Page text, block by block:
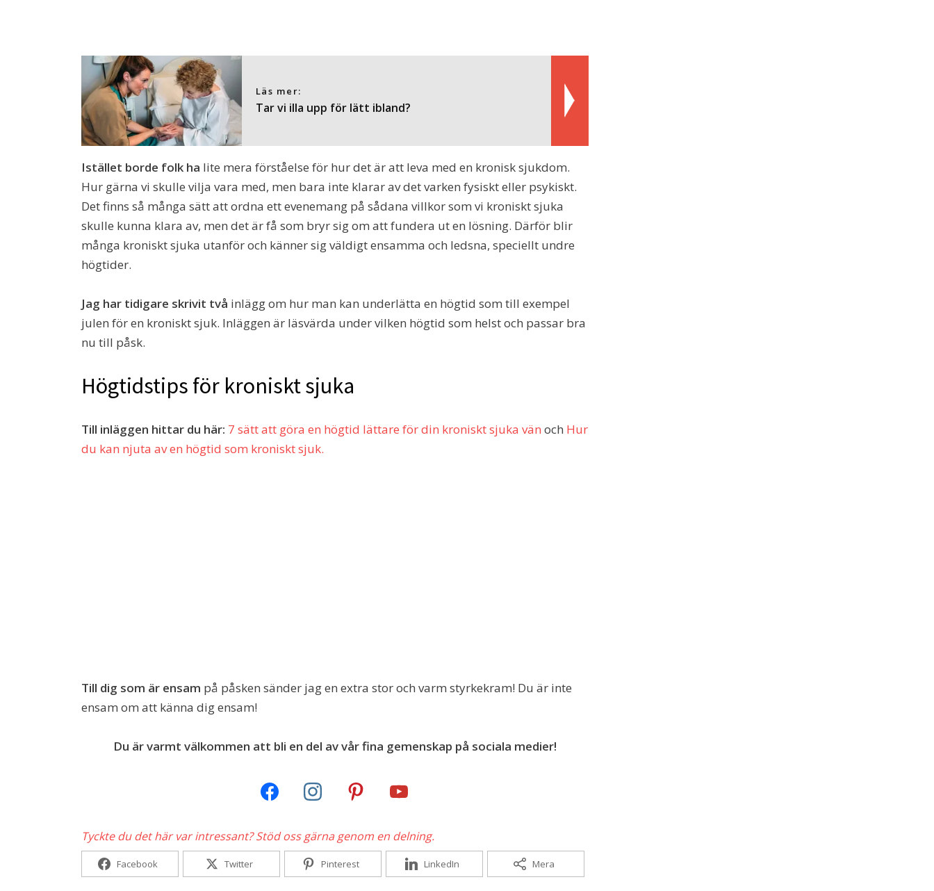
Läs mer:
Tar vi illa upp för lätt ibland?
Istället borde folk ha lite mera förståelse för hur det är att leva med en kronisk sjukdom.
Hur gärna vi skulle vilja vara med, men bara inte klarar av det varken fysiskt eller psykiskt.
Det finns så många sätt att ordna ett evenemang på sådana villkor som vi kroniskt sjuka
skulle kunna klara av, men det är få som bryr sig om att fundera ut en lösning. Därför blir
många kroniskt sjuka utanför och känner sig väldigt ensamma och ledsna, speciellt undre
högtider.
Jag har tidigare skrivit två inlägg om hur man kan underlätta en högtid som till exempel
julen för en kroniskt sjuk. Inläggen är läsvärda under vilken högtid som helst och passar bra
nu till påsk.
Högtidstips för kroniskt sjuka
Till inläggen hittar du här: 7 sätt att göra en högtid lättare för din kroniskt sjuka vän och Hur
du kan njuta av en högtid som kroniskt sjuk.
Till dig som är ensam på påsken sänder jag en extra stor och varm styrkekram! Du är inte
ensam om att känna dig ensam!
Du är varmt välkommen att bli en del av vår fina gemenskap på sociala medier!
Tyckte du det här var intressant? Stöd oss gärna genom en delning.
Facebook Twitter Pinterest LinkedIn Mera